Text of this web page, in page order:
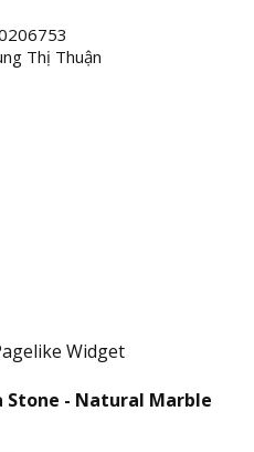
Thị Thuận
Stone - Natural Marble